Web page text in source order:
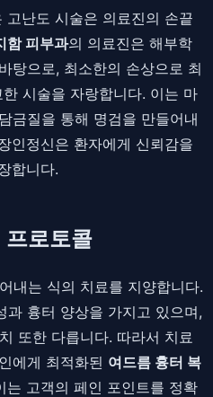
고난도 시술은 의료진의 손끝
함 피부과의 의료진은 해부학
탕으로, 최소한의 손상으로 최
시술을 자랑합니다. 이는 마
금질을 통해 명검을 만들어내
인정신은 환자에게 신뢰감을
합니다.
프로토콜
내는 식의 치료를 지양합니다.
과 흉터 양상을 가지고 있으며,
또한 다릅니다. 따라서 치료
에게 최적화된 여드름 흉터 복
는 고객의 페인 포인트를 정확